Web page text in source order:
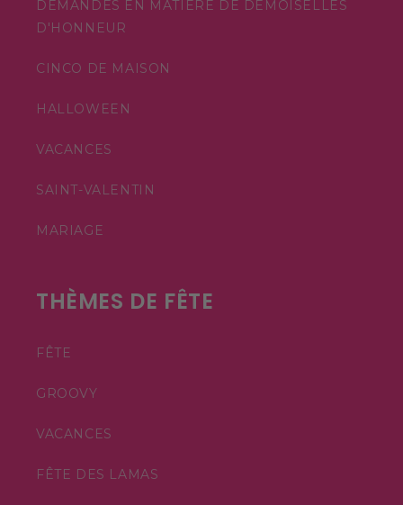
DEMANDES EN MATIÈRE DE DEMOISELLES
D'HONNEUR
CINCO DE MAISON
HALLOWEEN
VACANCES
SAINT-VALENTIN
MARIAGE
THÈMES DE FÊTE
FÊTE
GROOVY
VACANCES
FÊTE DES LAMAS